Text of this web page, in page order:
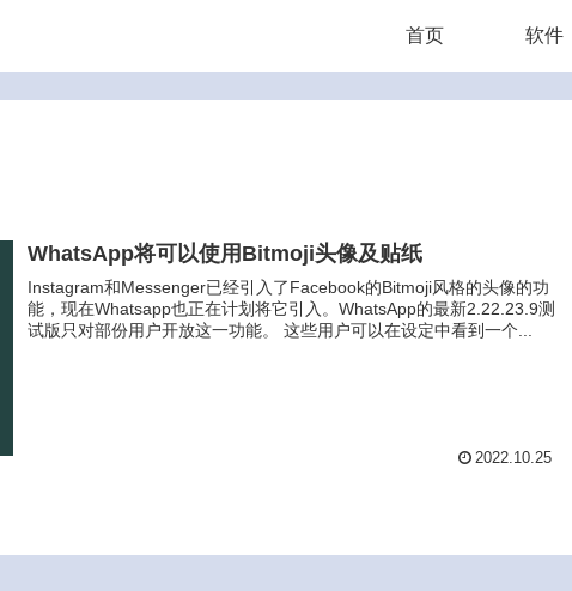
首页 软件
WhatsApp将可以使用Bitmoji头像及贴纸
Instagram和Messenger已经引入了Facebook的Bitmoji风格的头像的功
能，现在Whatsapp也正在计划将它引入。WhatsApp的最新2.22.23.9测
试版只对部份用户开放这一功能。 这些用户可以在设定中看到一个...
2022.10.25